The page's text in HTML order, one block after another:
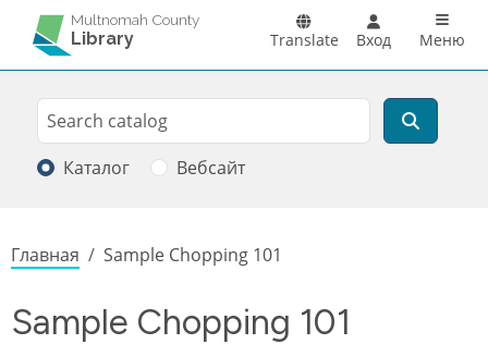
Перейти к основному содержанию
Multnomah County
Library Translate Вход Main
Меню
Search
Поиск
Каталог Вебсайт
Строка навигации
Главная Sample Chopping 101
Sample Chopping 101